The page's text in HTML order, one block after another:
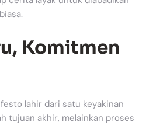
Komitmen
lahir dari satu keyakinan
tujuan akhir, melainkan proses